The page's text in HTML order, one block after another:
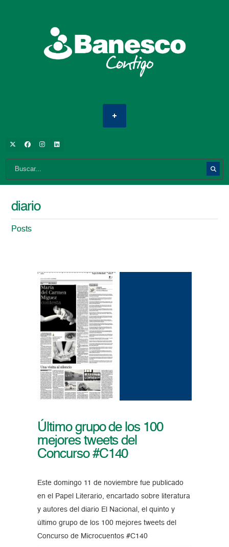
diario
Posts
Último grupo de los 100
mejores tweets del
Concurso #C140
Este domingo 11 de noviembre fue publicado
en el Papel Literario, encartado sobre literatura
y autores del diario El Nacional, el quinto y
último grupo de los 100 mejores tweets del
Concurso de Microcuentos #C140